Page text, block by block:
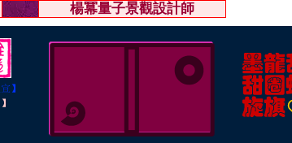
楊冪量子景觀設計師